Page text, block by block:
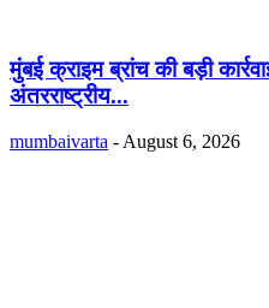
मुंबई क्राइम ब्रांच की बड़ी
अंतरराष्ट्रीय...
mumbaivarta - August 6, 2026